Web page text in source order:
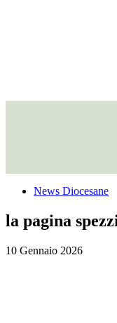
News Diocesane
la pagina
10 Gennaio 2026